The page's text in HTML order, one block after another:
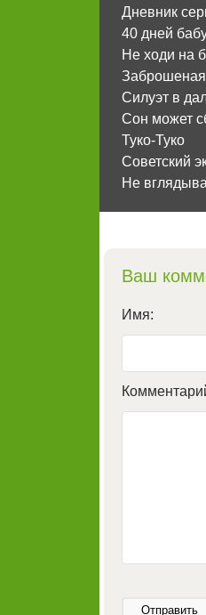
Дневник
40 дней
Не ходи на
Силуэт в
Сон может
Туко-Туко
Советский
Не
Ваш
Имя:
Отправить